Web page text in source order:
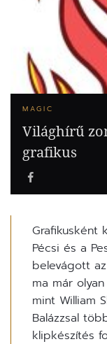
MAGIC
Világhírű
grafikus
Grafikusként
Pécsi és a
belevágott
ma már
mint William
Balázzsal
klipkészítés